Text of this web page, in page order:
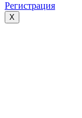
Регистрация
X